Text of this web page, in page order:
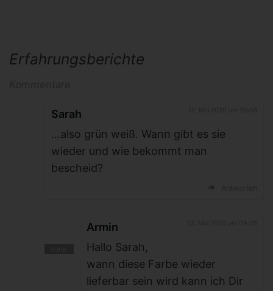
Erfahrungsberichte
Sarah
…also grün weiß. Wann gibt es sie
wieder und wie bekommt man
bescheid?
Armin
Hallo Sarah,
wann diese Farbe wieder
lieferbar sein wird kann ich Dir